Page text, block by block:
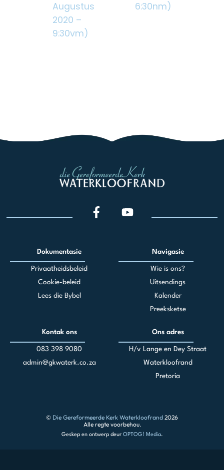
Augustus
2020 –
9:30vm)
6:30nm)
Dokumentasie
Privaatheidsbeleid
Cookie-beleid
Lees die Bybel
Navigasie
Wie is ons?
Uitsendings
Kalender
Preeksketse
Kontak ons
083 398 9080
admin@gkwaterk.co.za
Ons adres
H/v Lange en Dey Straat
Waterkloofrand
Pretoria
© Die Gereformeerde Kerk Waterkloofrand 2026
Alle regte voorbehou.
Geskep en ontwerp deur OPTOG! Media.